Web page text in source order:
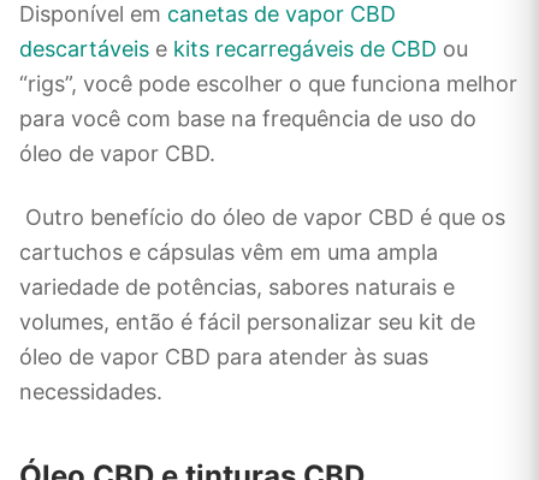
Disponível em canetas de vapor CBD
descartáveis e kits recarregáveis ​​de CBD ou
“rigs”, você pode escolher o que funciona melhor
para você com base na frequência de uso do
óleo de vapor CBD.
Outro benefício do óleo de vapor CBD é que os
cartuchos e cápsulas vêm em uma ampla
variedade de potências, sabores naturais e
volumes, então é fácil personalizar seu kit de
óleo de vapor CBD para atender às suas
necessidades.